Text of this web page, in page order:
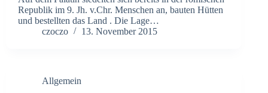
Republik im 9. Jh. v.Chr. Menschen an, bauten Hütten
und bestellten das Land . Die Lage…
czoczo
13. November 2015
Allgemein